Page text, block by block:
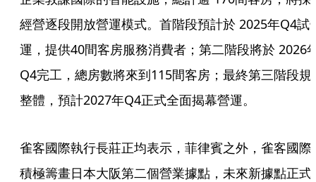
經營逐段開放營運模式。首階段預計於 2025年Q4試
運，提供40間客房服務消費者；第二階段將於 2026
Q4完工，總房數將來到115間客房；最終第三階段規
整體，預計2027年Q4正式全面揭幕營運。
雀客國際執行長莊正均表示，菲律賓之外，雀客國際
積極籌畫日本大阪第二個營業據點，未來新據點正式